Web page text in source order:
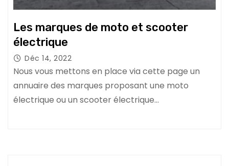
Les marques de moto et scooter
électrique
Déc 14, 2022
Nous vous mettons en place via cette page un
annuaire des marques proposant une moto
électrique ou un scooter électrique…